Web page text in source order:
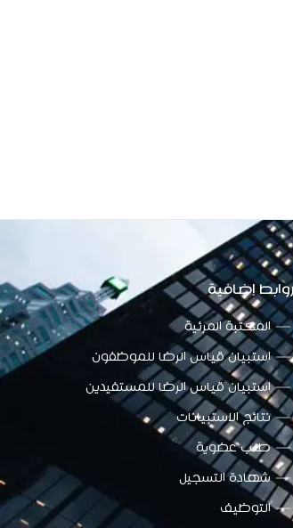
إضافية
المكتبة المرئية
استبيان قياس الرضا للموظفون
استبيان قياس الرضا للمستفيدين
نتائج الاستبيانات
طلب عضوية
شهادة التسجيل
التوظيف